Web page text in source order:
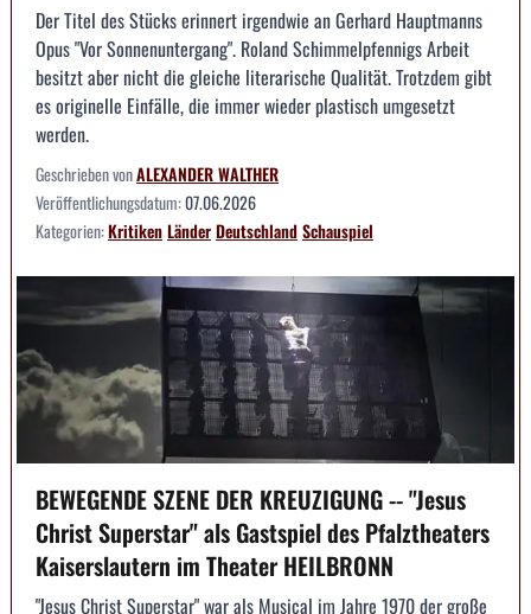
Der Titel des Stücks erinnert irgendwie an Gerhard Hauptmanns
Opus "Vor Sonnenuntergang". Roland Schimmelpfennigs Arbeit
besitzt aber nicht die gleiche literarische Qualität. Trotzdem gibt
es originelle Einfälle, die immer wieder plastisch umgesetzt
werden.
Geschrieben vonALEXANDER WALTHER
Veröffentlichungsdatum:07.06.2026
Kategorien:KritikenLänderDeutschlandSchauspiel
BEWEGENDE SZENE DER KREUZIGUNG -- "Jesus
Christ Superstar" als Gastspiel des Pfalztheaters
Kaiserslautern im Theater HEILBRONN
"Jesus Christ Superstar" war als Musical im Jahre 1970 der große